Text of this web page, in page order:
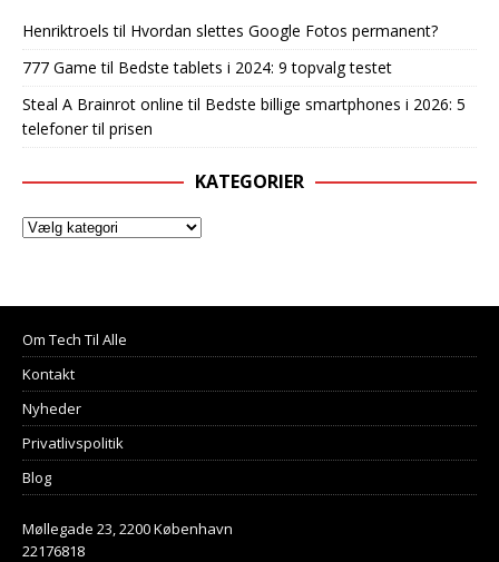
Henriktroels til Hvordan slettes Google Fotos permanent?
777 Game til Bedste tablets i 2024: 9 topvalg testet
Steal A Brainrot online til Bedste billige smartphones i 2026: 5
telefoner til prisen
KATEGORIER
Om Tech Til Alle
Kontakt
Nyheder
Privatlivspolitik
Blog
Møllegade 23, 2200 København
22176818